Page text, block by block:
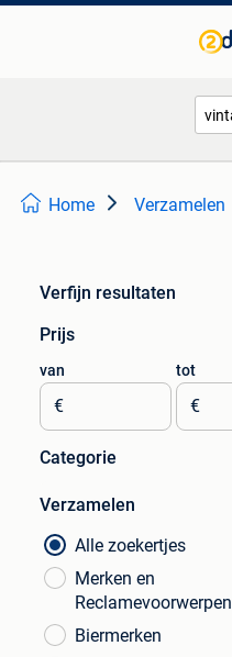
Home Verzamelen
Verfijn resultaten
Prijs
van
€
tot
€
Categorie
Verzamelen
Alle zoekertjes
Merken en
Reclamevoorwerpen
Biermerken